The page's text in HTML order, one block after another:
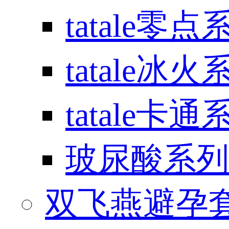
tatale零点
tatale冰火
tatale卡通
玻尿酸系列
双飞燕避孕